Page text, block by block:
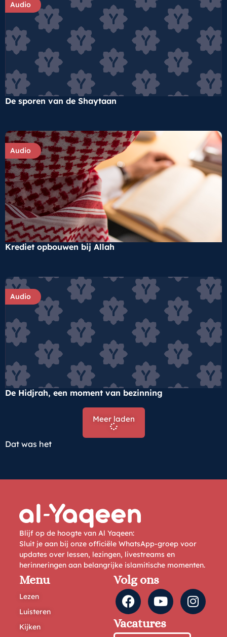
Audio
De sporen van de Shaytaan
Audio
Krediet opbouwen bij Allah
Audio
De Hidjrah, een moment van bezinning
Meer laden
Dat was het
Blijf op de hoogte van Al Yaqeen:
Sluit je aan bij onze officiële WhatsApp-groep voor
updates over lessen, lezingen, livestreams en
herinneringen aan belangrijke islamitische momenten.
Menu
Lezen
Luisteren
Kijken
Volg ons
Vacatures